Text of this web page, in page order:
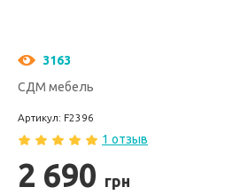
3163
СДМ мебель
Артикул: F2396
1 отзыв
2 690 грн